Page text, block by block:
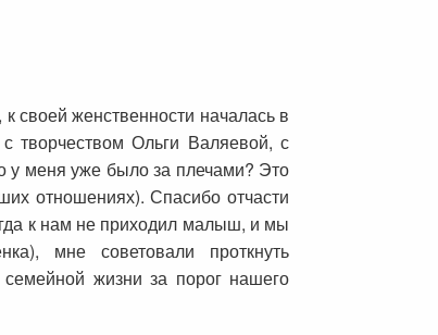
своей женственности началась в
Ольги Валяевой, с
у меня уже было за плечами? Это
отношениях). Спасибо отчасти
к нам не приходил малыш, и мы
мне советовали проткнуть
жизни за порог нашего